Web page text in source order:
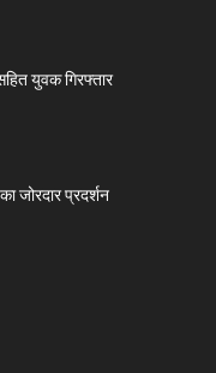
युवक गिरफ्तार
जोरदार प्रदर्शन